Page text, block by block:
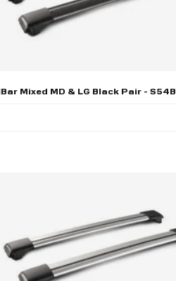
Mixed MD & LG Black Pair - S54B